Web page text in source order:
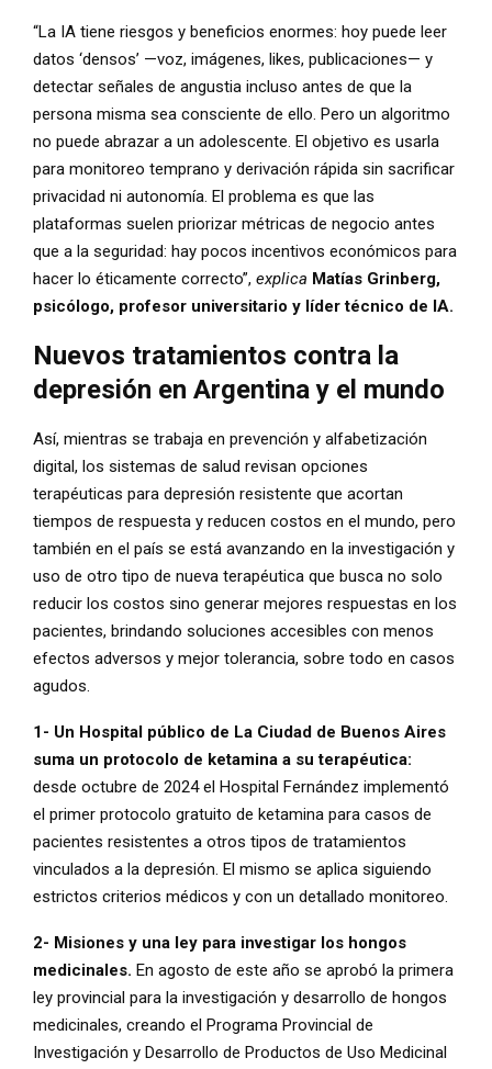
“La IA tiene riesgos y beneficios enormes: hoy puede leer
datos ‘densos’ —voz, imágenes, likes, publicaciones— y
detectar señales de angustia incluso antes de que la
persona misma sea consciente de ello. Pero un algoritmo
no puede abrazar a un adolescente. El objetivo es usarla
para monitoreo temprano y derivación rápida sin sacrificar
privacidad ni autonomía. El problema es que las
plataformas suelen priorizar métricas de negocio antes
que a la seguridad: hay pocos incentivos económicos para
hacer lo éticamente correcto”, explica Matías Grinberg,
psicólogo, profesor universitario y líder técnico de IA.
Nuevos tratamientos contra la
depresión en Argentina y el mundo
Así, mientras se trabaja en prevención y alfabetización
digital, los sistemas de salud revisan opciones
terapéuticas para depresión resistente que acortan
tiempos de respuesta y reducen costos en el mundo, pero
también en el país se está avanzando en la investigación y
uso de otro tipo de nueva terapéutica que busca no solo
reducir los costos sino generar mejores respuestas en los
pacientes, brindando soluciones accesibles con menos
efectos adversos y mejor tolerancia, sobre todo en casos
agudos.
1- Un Hospital público de La Ciudad de Buenos Aires
suma un protocolo de ketamina a su terapéutica:
desde octubre de 2024 el Hospital Fernández implementó
el primer protocolo gratuito de ketamina para casos de
pacientes resistentes a otros tipos de tratamientos
vinculados a la depresión. El mismo se aplica siguiendo
estrictos criterios médicos y con un detallado monitoreo.
2- Misiones y una ley para investigar los hongos
medicinales. En agosto de este año se aprobó la primera
ley provincial para la investigación y desarrollo de hongos
medicinales, creando el Programa Provincial de
Investigación y Desarrollo de Productos de Uso Medicinal